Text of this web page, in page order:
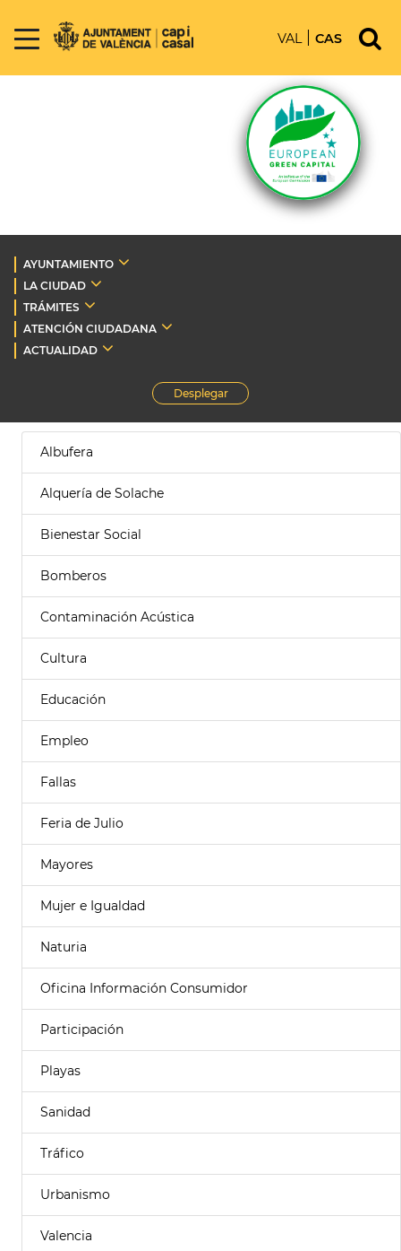
VAL CAS
AYUNTAMIENTO
LA CIUDAD
TRÁMITES
ATENCIÓN CIUDADANA
ACTUALIDAD
Desplegar
Albufera
Alquería de Solache
Bienestar Social
Bomberos
Contaminación Acústica
Cultura
Educación
Empleo
Fallas
Feria de Julio
Mayores
Mujer e Igualdad
Naturia
Oficina Información Consumidor
Participación
Playas
Sanidad
Tráfico
Urbanismo
Valencia